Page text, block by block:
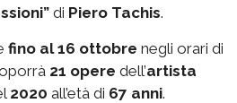
di Piero Tachis.
fino al 16 ottobre negli orari di
21 opere dell’artista
2020 all’età di 67 anni.